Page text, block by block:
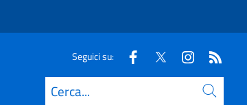
Seguici su:
Cerca